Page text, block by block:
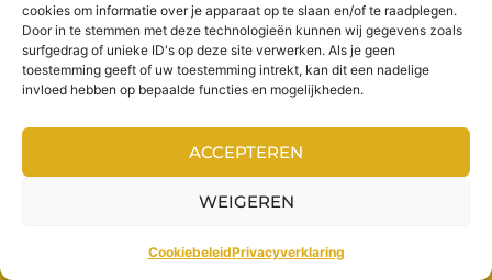
cookies om informatie over je apparaat op te slaan en/of te raadplegen.
Door in te stemmen met deze technologieën kunnen wij gegevens zoals
surfgedrag of unieke ID's op deze site verwerken. Als je geen
toestemming geeft of uw toestemming intrekt, kan dit een nadelige
invloed hebben op bepaalde functies en mogelijkheden.
ACCEPTEREN
WEIGEREN
CookiebeleidPrivacyverklaring
ZOEK EEN FOTOGRAAF